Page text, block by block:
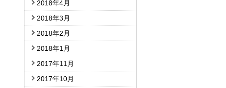
2018年4月
2018年3月
2018年2月
2018年1月
2017年11月
2017年10月